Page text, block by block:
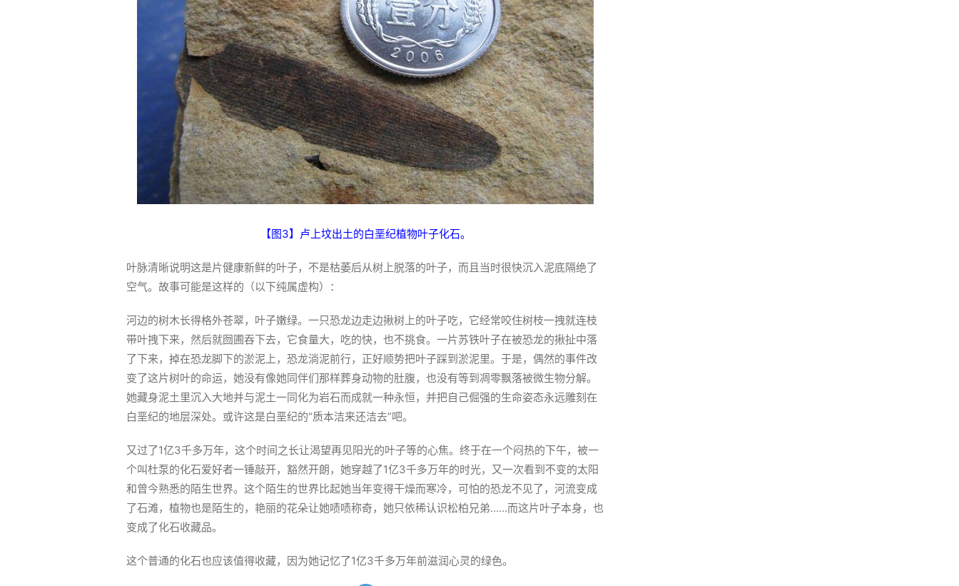
【图3】卢上坟出土的白垩纪植物叶子化石。
叶脉清晰说明这是片健康新鲜的叶子，不是枯萎后从树上脱落的叶子，而且当时很快沉入泥底隔绝了
空气。故事可能是这样的（以下纯属虚构）：
河边的树木长得格外苍翠，叶子嫩绿。一只恐龙边走边揪树上的叶子吃，它经常咬住树枝一拽就连枝
带叶拽下来，然后就囫圃吞下去，它食量大，吃的快，也不挑食。一片苏铁叶子在被恐龙的揪扯中落
了下来，掉在恐龙脚下的淤泥上，恐龙淌泥前行，正好顺势把叶子踩到淤泥里。于是，偶然的事件改
变了这片树叶的命运，她没有像她同伴们那样葬身动物的肚腹，也没有等到凋零飘落被微生物分解。
她藏身泥土里沉入大地并与泥土一同化为岩石而成就一种永恒，并把自己倔强的生命姿态永远雕刻在
白垩纪的地层深处。或许这是白垩纪的“质本洁来还洁去”吧。
又过了1亿3千多万年，这个时间之长让渴望再见阳光的叶子等的心焦。终于在一个闷热的下午，被一
个叫杜泵的化石爱好者一锤敲开，豁然开朗，她穿越了1亿3千多万年的时光，又一次看到不变的太阳
和曾今熟悉的陌生世界。这个陌生的世界比起她当年变得干燥而寒冷，可怕的恐龙不见了，河流变成
了石滩，植物也是陌生的，艳丽的花朵让她啧啧称奇，她只依稀认识松柏兄弟……而这片叶子本身，也
变成了化石收藏品。
这个普通的化石也应该值得收藏，因为她记忆了1亿3千多万年前滋润心灵的绿色。